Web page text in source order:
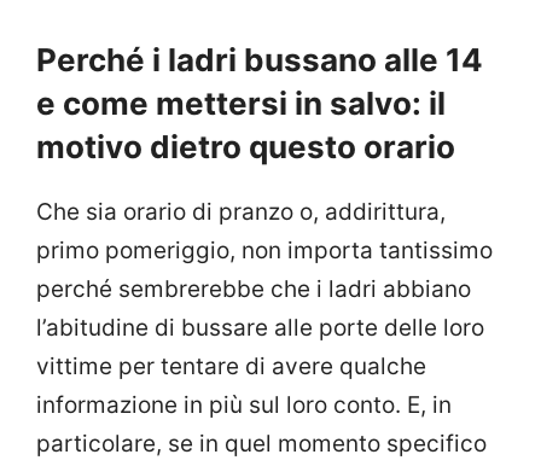
Perché i ladri bussano alle 14
e come mettersi in salvo: il
motivo dietro questo orario
Che sia orario di pranzo o, addirittura,
primo pomeriggio, non importa tantissimo
perché sembrerebbe che i ladri abbiano
l’abitudine di bussare alle porte delle loro
vittime per tentare di avere qualche
informazione in più sul loro conto. E, in
particolare, se in quel momento specifico